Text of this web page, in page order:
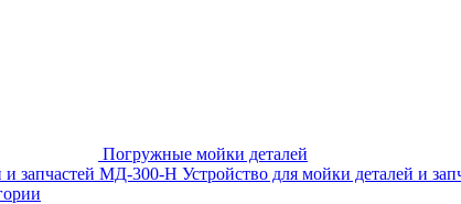
Погружные мойки деталей
и запчастей МД-300-H Устройство для мойки деталей и